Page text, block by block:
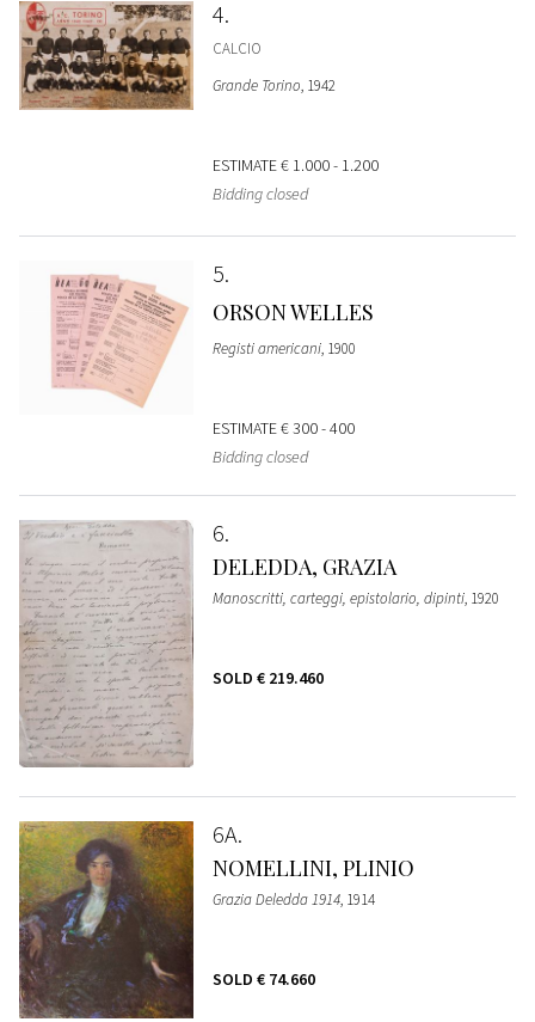
4
CALCIO
Grande Torino, 1942
ESTIMATE€ 1.000 - 1.200
Bidding closed
5
ORSON WELLES
Registi americani, 1900
ESTIMATE€ 300 - 400
Bidding closed
6
DELEDDA, GRAZIA
Manoscritti, carteggi, epistolario, dipinti, 1920
SOLD € 219.460
6A
NOMELLINI, PLINIO
Grazia Deledda 1914, 1914
SOLD € 74.660